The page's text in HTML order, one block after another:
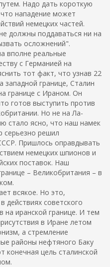
Надо дать короткую
нападение может
немецких частей.
должны поддаваться ни на
осложнений".
вполне реальные
с Германией на
тот факт, что узнав 22
западной границе, Сталин
границе с Ираном. Он
готов выступить против
Но не на Ла-
стало ясно, что наш намек
серьезно решил
Пришлось оправдывать
немецких шпионов и
поставок. Наш
– Великобритания – в
всякое. Но это,
действиях советского
на иранской границе. И тем
в Иране летом
а стремление
районы нефтяного Баку
конечная цель сталинской